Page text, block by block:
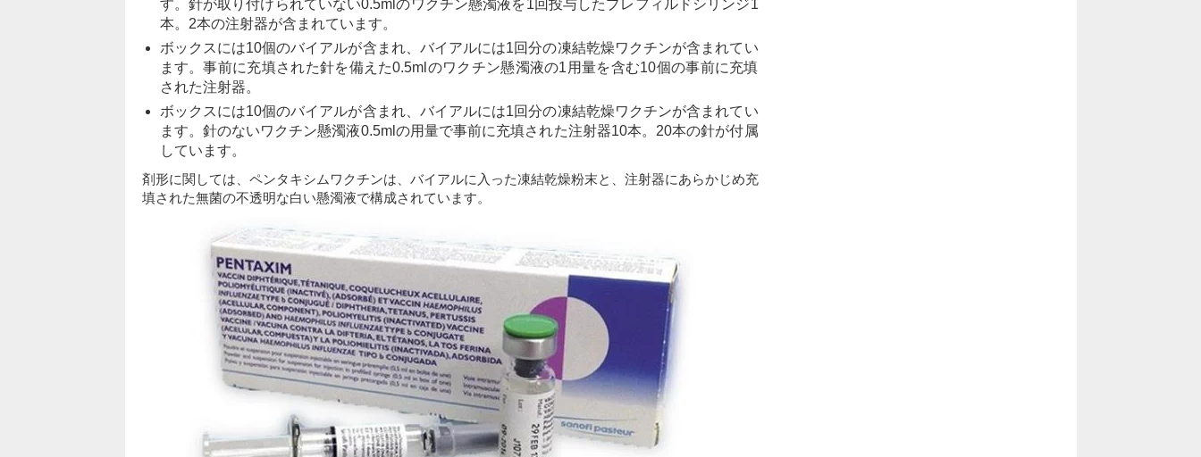
す。針が取り付けられていない0.5mlのワクチン懸濁液を1回投与したプレフィルドシリンジ1
本。2本の注射器が含まれています。
ボックスには10個のバイアルが含まれ、バイアルには1回分の凍結乾燥ワクチンが含まれてい
ます。事前に充填された針を備えた0.5mlのワクチン懸濁液の1用量を含む10個の事前に充填
された注射器。
ボックスには10個のバイアルが含まれ、バイアルには1回分の凍結乾燥ワクチンが含まれてい
ます。針のないワクチン懸濁液0.5mlの用量で事前に充填された注射器10本。20本の針が付属
しています。
剤形に関しては、ペンタキシムワクチンは、バイアルに入った凍結乾燥粉末と、注射器にあらかじめ充
填された無菌の不透明な白い懸濁液で構成されています。